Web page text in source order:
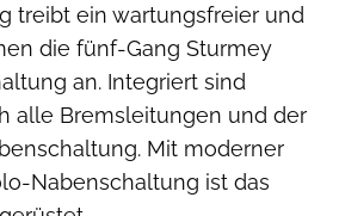
treibt ein wartungsfreier und
die fünf-Gang Sturmey
an. Integriert sind
alle Bremsleitungen und der
Mit moderner
Nabenschaltung ist das